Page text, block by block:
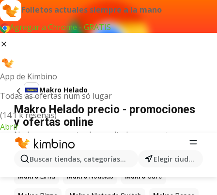
Folletos actuales siempre a la mano
Agregar a Chrome - GRATIS
App de Kimbino
Todas as ofertas num só lugar
(14.1 k reseñas)
Abrir
Buscar tiendas, categorías, productos... Elegir ciudad
Makro Helado
Makro Helado precio - promociones
y ofertas online
No hemos encontrado resultados para este
término.
Más productos en tiendas Makro
Makro Lima Makro Noticias Makro Café